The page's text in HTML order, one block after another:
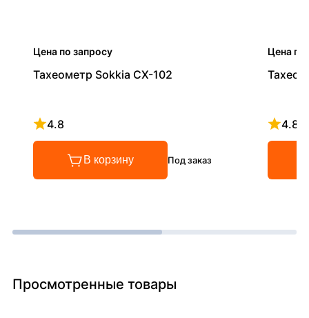
Цена по запросу
Тахеометр Sokkia CX-102
4.8
Рейтинг 4.8 из 5
В корзину Под заказ
Цена по
4.8
Просмотренные товары